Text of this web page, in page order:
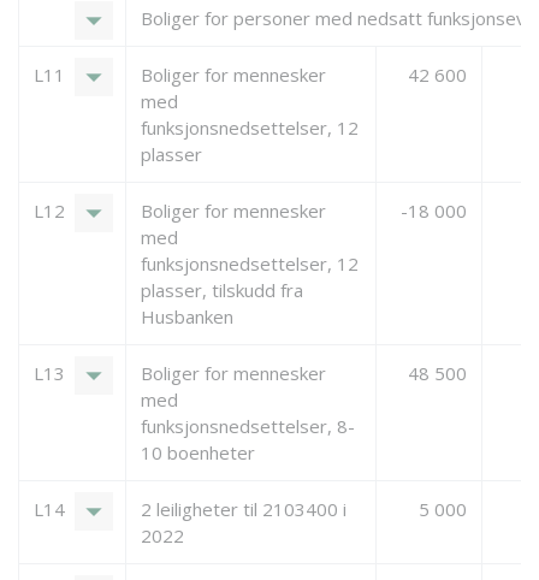
arrow_drop_down Boliger for personer med nedsatt
L11 arrow_drop_down
Boliger for mennesker
med
funksjonsnedsettelser, 12
plasser
42 600
L12 arrow_drop_down
Boliger for mennesker
med
funksjonsnedsettelser, 12
plasser, tilskudd fra
Husbanken
-18 000
L13 arrow_drop_down
Boliger for mennesker
med
funksjonsnedsettelser, 8-
10 boenheter
48 500
L14 arrow_drop_down
2 leiligheter til 2103400 i
2022
5 000